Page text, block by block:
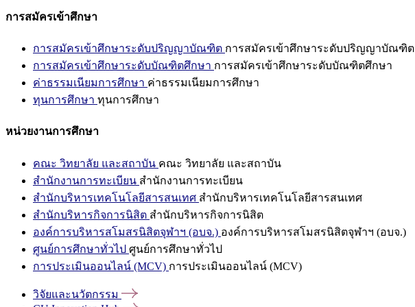
การสมัครเข้าศึกษา
การสมัครเข้าศึกษาระดับปริญญาบัณฑิต การสมัครเข้าศึกษาระดับปริญญาบัณฑิต
การสมัครเข้าศึกษาระดับบัณฑิตศึกษา การสมัครเข้าศึกษาระดับบัณฑิตศึกษา
ค่าธรรมเนียมการศึกษา ค่าธรรมเนียมการศึกษา
ทุนการศึกษา ทุนการศึกษา
หน่วยงานการศึกษา
คณะ วิทยาลัย และสถาบัน คณะ วิทยาลัย และสถาบัน
สำนักงานการทะเบียน สำนักงานการทะเบียน
สำนักบริหารเทคโนโลยีสารสนเทศ สำนักบริหารเทคโนโลยีสารสนเทศ
สำนักบริหารกิจการนิสิต สำนักบริหารกิจการนิสิต
องค์การบริหารสโมสรนิสิตจุฬาฯ (อบจ.) องค์การบริหารสโมสรนิสิตจุฬาฯ (อบจ.)
ศูนย์การศึกษาทั่วไป ศูนย์การศึกษาทั่วไป
การประเมินออนไลน์ (MCV) การประเมินออนไลน์ (MCV)
วิจัยและนวัตกรรม